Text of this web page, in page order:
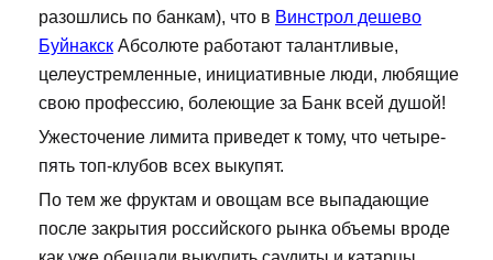
разошлись по банкам), что в Винстрол дешево
Буйнакск Абсолюте работают талантливые,
целеустремленные, инициативные люди, любящие
свою профессию, болеющие за Банк всей душой!
Ужесточение лимита приведет к тому, что четыре-
пять топ-клубов всех выкупят.
По тем же фруктам и овощам все выпадающие
после закрытия российского рынка объемы вроде